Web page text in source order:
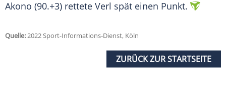
Akono (90.+3) rettete Verl spät einen Punkt.
Quelle:2022 Sport-Informations-Dienst, Köln
ZURÜCK ZUR STARTSEITE